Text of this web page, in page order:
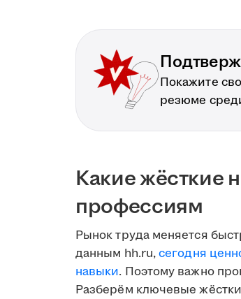
Покажите
резюме
Какие жёсткие
профессиям
Рынок труда меняется
данным hh.ru,сегодня
навыки. Поэтому важно
Разберём ключевые